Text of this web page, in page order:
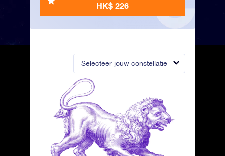
Selecteer jouw constellatie
HK$ 226